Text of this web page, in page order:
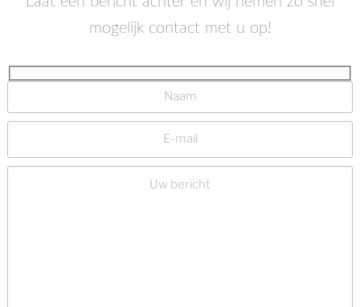
mogelijk contact met u op!